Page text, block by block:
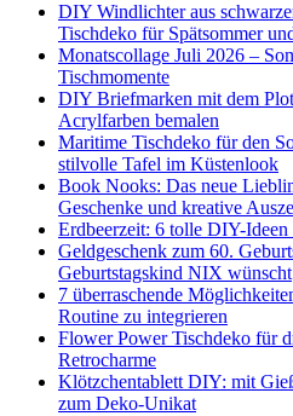
DIY Windlichter aus
Tischdeko für Spätsommer
Monatscollage Juli 2026 –
Tischmomente
DIY Briefmarken mit dem
Acrylfarben bemalen
Maritime Tischdeko für den
stilvolle Tafel im Küstenlook
Book Nooks: Das neue
Geschenke und kreative
Erdbeerzeit: 6 tolle DIY-Ideen
Geldgeschenk zum 60.
Geburtstagskind NIX wünscht
7 überraschende
Routine zu integrieren
Flower Power Tischdeko für
Retrocharme
Klötzchentablett DIY: mit
zum Deko-Unikat